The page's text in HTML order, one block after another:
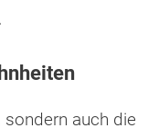
auch die